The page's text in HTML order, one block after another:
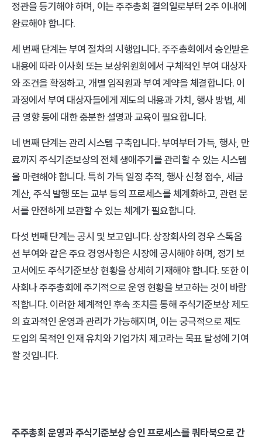
정관을 등기해야 하며, 이는 주주총회 결의일로부터 2주 이내에
완료해야 합니다.
세 번째 단계는 부여 절차의 시행입니다. 주주총회에서 승인받은
내용에 따라 이사회 또는 보상위원회에서 구체적인 부여 대상자
와 조건을 확정하고, 개별 임직원과 부여 계약을 체결합니다. 이
과정에서 부여 대상자들에게 제도의 내용과 가치, 행사 방법, 세
금 영향 등에 대한 충분한 설명과 교육이 필요합니다.
네 번째 단계는 관리 시스템 구축입니다. 부여부터 가득, 행사, 만
료까지 주식기준보상의 전체 생애주기를 관리할 수 있는 시스템
을 마련해야 합니다. 특히 가득 일정 추적, 행사 신청 접수, 세금
계산, 주식 발행 또는 교부 등의 프로세스를 체계화하고, 관련 문
서를 안전하게 보관할 수 있는 체계가 필요합니다.
다섯 번째 단계는 공시 및 보고입니다. 상장회사의 경우 스톡옵
션 부여와 같은 주요 경영사항은 시장에 공시해야 하며, 정기 보
고서에도 주식기준보상 현황을 상세히 기재해야 합니다. 또한 이
사회나 주주총회에 주기적으로 운영 현황을 보고하는 것이 바람
직합니다. 이러한 체계적인 후속 조치를 통해 주식기준보상 제도
의 효과적인 운영과 관리가 가능해지며, 이는 궁극적으로 제도
도입의 목적인 인재 유치와 기업가치 제고라는 목표 달성에 기여
할 것입니다.
주주총회 운영과 주식기준보상 승인 프로세스를 쿼타북으로 간